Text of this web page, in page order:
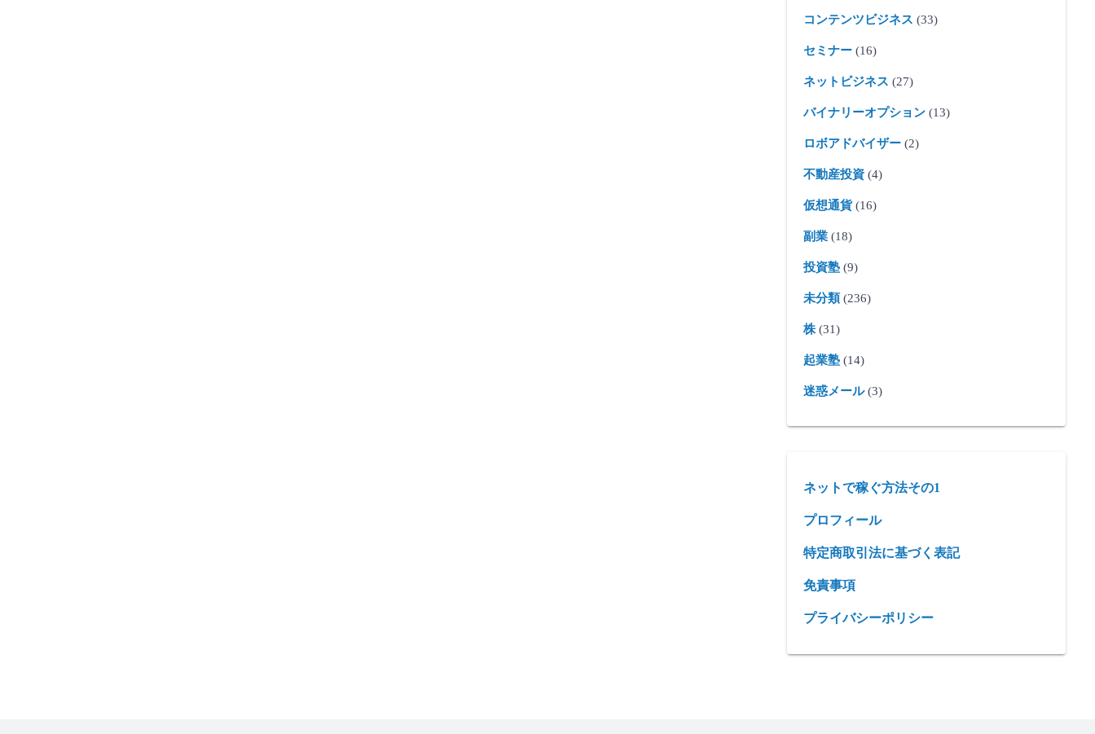
コンテンツビジネス (33)
セミナー (16)
ネットビジネス (27)
バイナリーオプション (13)
ロボアドバイザー (2)
不動産投資 (4)
仮想通貨(16)
副業 (18)
投資塾 (9)
未分類 (236)
株 (31)
起業塾 (14)
迷惑メール(3)
ネットで稼ぐ方法その1
プロフィール
特定商取引法に基づく表記
免責事項
プライバシーポリシー